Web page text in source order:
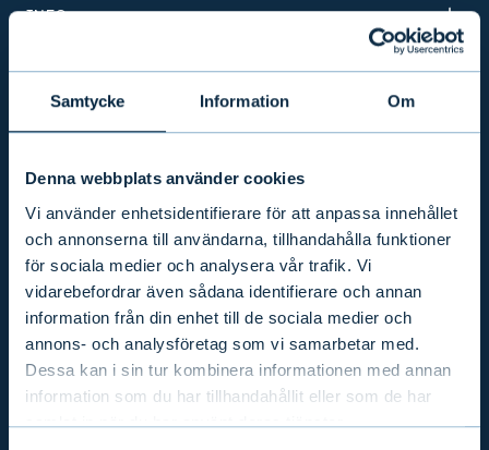
Samtycke Information Om
Denna webbplats använder cookies
Vi använder enhetsidentifierare för att anpassa innehållet
och annonserna till användarna, tillhandahålla funktioner
för sociala medier och analysera vår trafik. Vi
vidarebefordrar även sådana identifierare och annan
information från din enhet till de sociala medier och
annons- och analysföretag som vi samarbetar med.
Dessa kan i sin tur kombinera informationen med annan
information som du har tillhandahållit eller som de har
samlat in när du har använt deras tjänster.
INFO
PRODUKTER & TJÄNSTER
FÖRETAGSANSVAR
KONCERNEN